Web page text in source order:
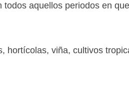
aquellos periodos en
hortícolas, viña, cultivos